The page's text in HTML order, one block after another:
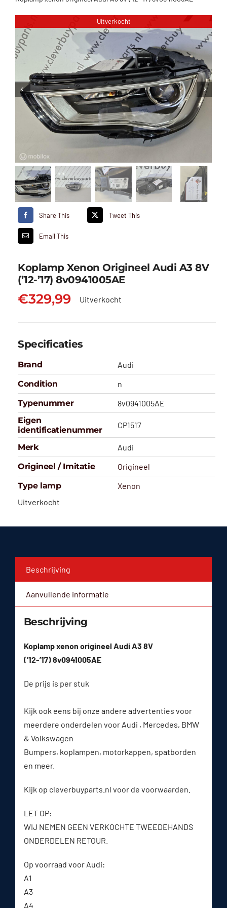
Uitverkocht
Share This Tweet This
Email This
Koplamp Xenon Origineel Audi A3 8V
(’12-’17) 8v0941005AE
€329,99 Uitverkocht
Specificaties
Brand
Audi
Condition
n
Typenummer
8v0941005AE
Eigen
identificatienummer
CP1517
Merk
Audi
Origineel / Imitatie
Origineel
Type lamp
Xenon
Uitverkocht
Beschrijving
Aanvullende informatie
Beschrijving
Koplamp xenon origineel Audi A3 8V
(’12-’17) 8v0941005AE
De prijs is per stuk
Kijk ook eens bij onze andere advertenties voor
meerdere onderdelen voor Audi , Mercedes, BMW
& Volkswagen
Bumpers, koplampen, motorkappen, spatborden
en meer.
Kijk op cleverbuyparts.nl voor de voorwaarden.
LET OP:
WIJ NEMEN GEEN VERKOCHTE TWEEDEHANDS
ONDERDELEN RETOUR.
Op voorraad voor Audi:
A1
A3
A4